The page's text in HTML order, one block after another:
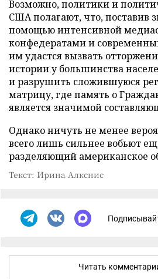
Возможно, политики и
США полагают, что, поставив
помощью интенсивной
конфедератами и
им удастся вызвать
истории у большинства
и разрушить сложившуюся
матрицу, где память о
является значимой
Однако ничуть не менее
всего лишь сильнее вобьют
разделяющий американское
Текст: Ирина Алкснис
Читать